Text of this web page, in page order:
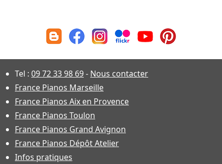
Tel : 09 72 33 98 69- Nous contacter
France Pianos Marseille
France Pianos Aix en Provence
France Pianos Toulon
France Pianos Grand Avignon
France Pianos Dépôt Atelier
Infos pratiques